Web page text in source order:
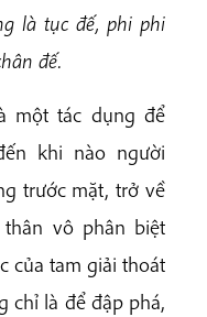
là tục đế, phi phi
đế.
một tác dụng để
khi nào người
trước mặt, trở về
vô phân biệt
của tam giải thoát
chỉ là để đập phá,